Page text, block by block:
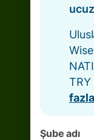
Şube adı